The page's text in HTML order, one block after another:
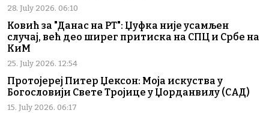
28. July 2026. 06:10
Ковић за "Данас на РТ": Џуфка није усамљен
случај, већ део ширег притиска на СПЦ и Србе на
КиМ
25. July 2026. 12:54
Протојереј Питер Џексон: Моја искуства у
Богословији Свете Тројице у Џорданвилу (САД)
15. July 2026. 06:17